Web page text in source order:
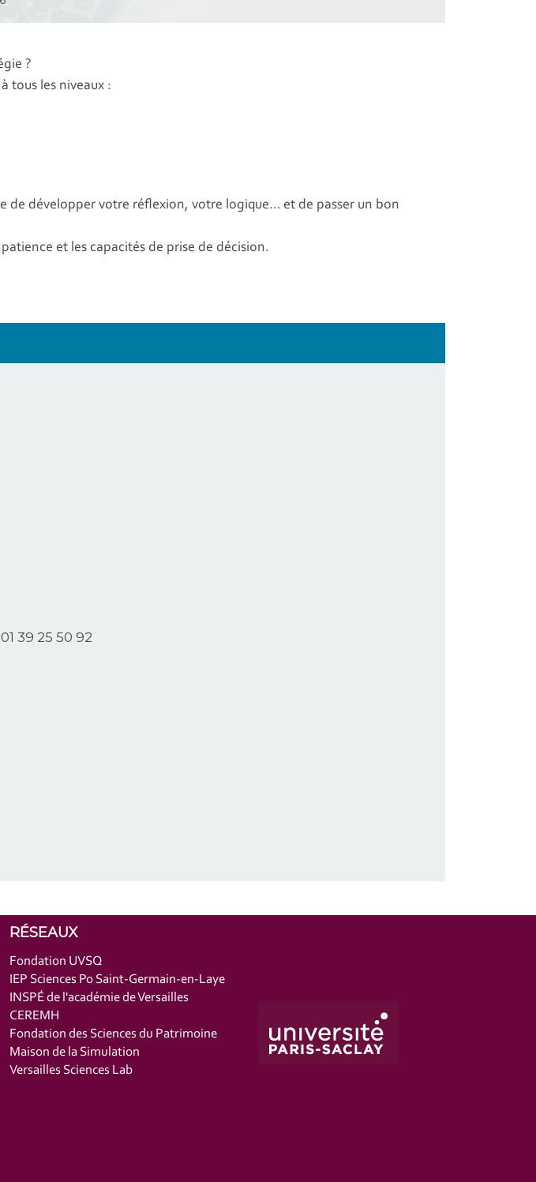
?
tous les niveaux :
de développer votre réflexion, votre logique… et de passer un bon
et les capacités de prise de décision.
39 25 50 92
RÉSEAUX
Fondation UVSQ
IEP Sciences Po Saint-Germain-en-Laye
INSPÉ de l'académie de Versailles
CEREMH
Fondation des Sciences du Patrimoine
Maison de la Simulation
Versailles Sciences Lab